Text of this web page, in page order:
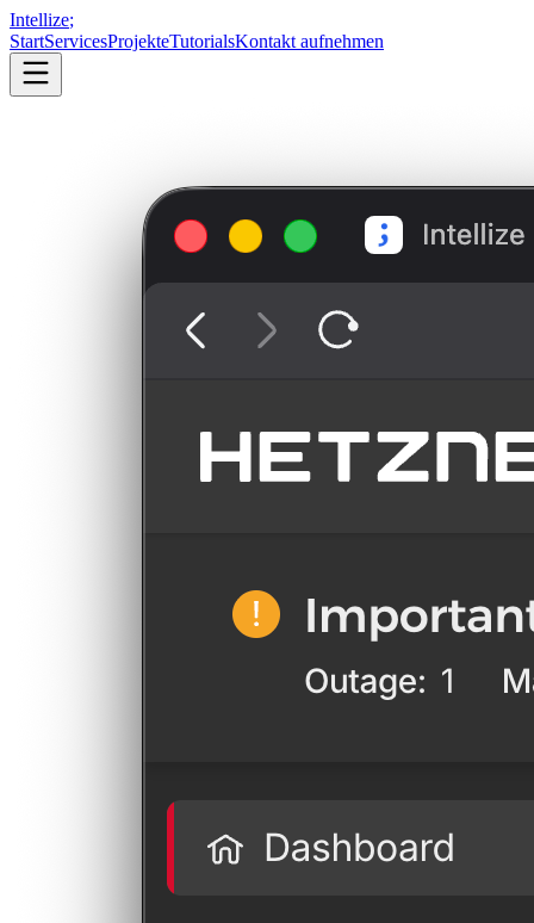
Intellize;
StartServicesProjekteTutorialsKontakt aufnehmen